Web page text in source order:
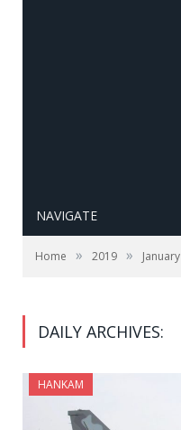
NAVIGATE
Home » 2019 » January
DAILY ARCHIVES:
HANKAM